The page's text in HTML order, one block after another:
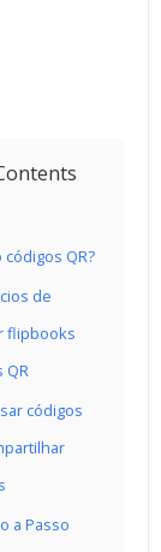
códigos QR?
de
flipbooks
QR
códigos
a Passo